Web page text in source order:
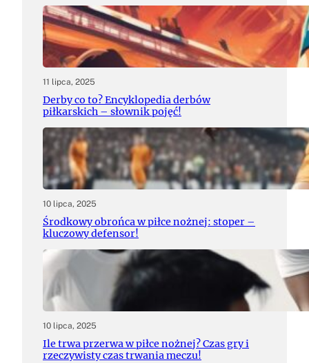
11 lipca, 2025
Derby co to? Encyklopedia derbów
piłkarskich – słownik pojęć!
10 lipca, 2025
Środkowy obrońca w piłce nożnej: stoper –
kluczowy defensor!
10 lipca, 2025
Ile trwa przerwa w piłce nożnej? Czas gry i
rzeczywisty czas trwania meczu!